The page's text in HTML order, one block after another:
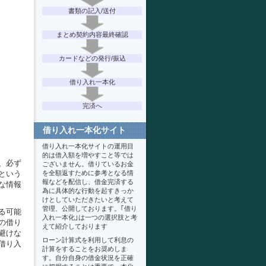
必ず
いう
情報
可能
借り
けな
り入
書類の記入/送付
まとめ契約内容最終確認
カードなどの発行/振込
借り入れ一本化
完済へ
借り入れ一本化サイト
借り入れ一本化サイトの運用目
的は借入額を増やすこと等では
ございません。借りているお金
を全額返すために参考となる情
報などを配信し、借金完済する
為に具体的な行動を起すきっか
けとしていただきたいと考えて
管理、公開しております。｢借り
入れ一本化｣は一つの選択肢と考
えて紹介しております
ローン計算式を利用して利息の
計算をすることをお奨めしま
す。自分自身の借金状況を正確